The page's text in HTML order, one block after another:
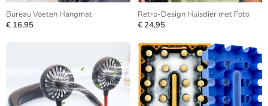
Bureau Voeten Hangmat
€ 16,95
Retro-Design Huisdier met Foto
€ 24,95